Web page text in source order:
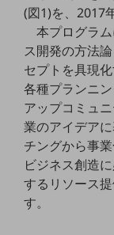
電話・映像コミュニ
セキュリティ
データ利活用
運用管理
業務支援・マーケティ
(図1)を、2017
本プログラ
ス開発の方法
セプトを具現
各種プランニ
アップコミュ
業のアイデア
チングから事
ビジネス創造
するリソース
す。